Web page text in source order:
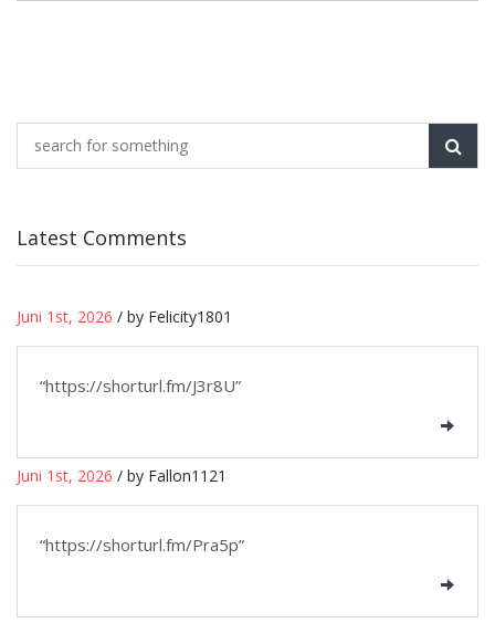
Latest Comments
Juni 1st, 2026 / by Felicity1801
“https://shorturl.fm/J3r8U”
Juni 1st, 2026 / by Fallon1121
“https://shorturl.fm/Pra5p”